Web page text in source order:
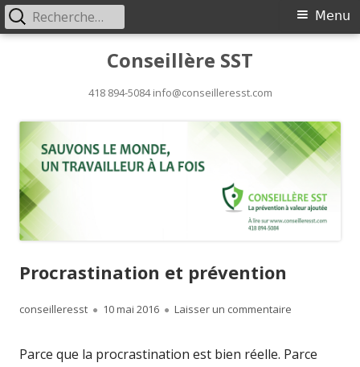
Conseillère SST
418 894-5084 info@conseilleresst.com
Menu
Menu
Rechercher :
Procrastination et prévention
Auteur
conseilleresst
Publié
10 mai 2016 Laisser un commentaire
Parce que la procrastination est bien réelle. Parce